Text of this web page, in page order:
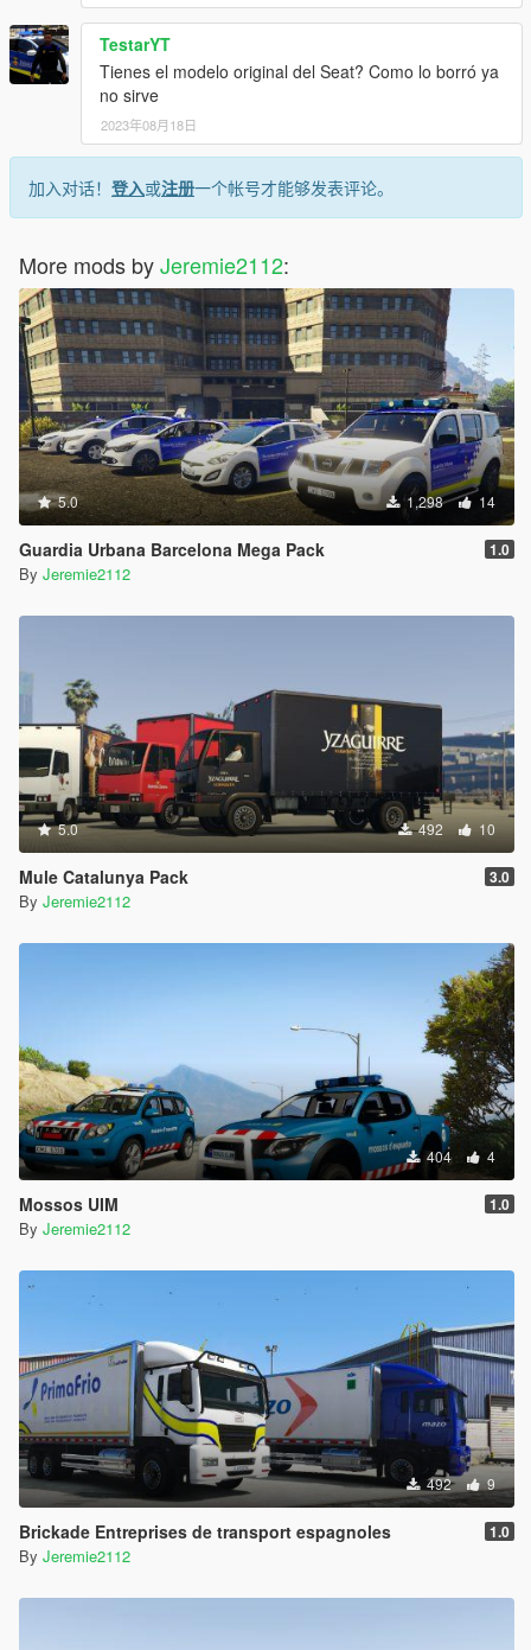
TestarYT
Tienes el modelo original del Seat? Como lo borró ya
no sirve
2023年08月18日
加入对话！ 登入或注册一个帐号才能够发表评论。
More mods byJeremie2112:
5.0 1,298 14
Guardia Urbana Barcelona Mega Pack 1.0
By Jeremie2112
5.0 492 10
Mule Catalunya Pack 3.0
By Jeremie2112
404 4
Mossos UIM 1.0
By Jeremie2112
492 9
Brickade Entreprises de transport espagnoles 1.0
By Jeremie2112